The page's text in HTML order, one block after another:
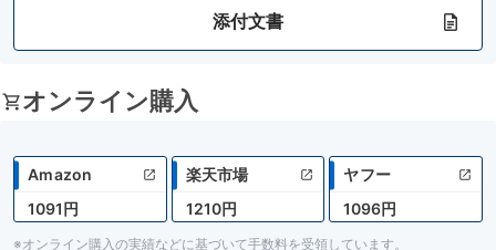
添付文書
オンライン購入
Amazon
1091円
楽天市場
1210円
ヤフー
1096円
※オンライン購入の実績などに基づいて手数料を受領しています。